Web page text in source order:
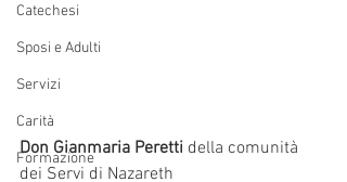
Catechesi
Sposi e Adulti
Servizi
Carità
Formazione
Don Gianmaria Peretti della comunità
dei Servi di Nazareth